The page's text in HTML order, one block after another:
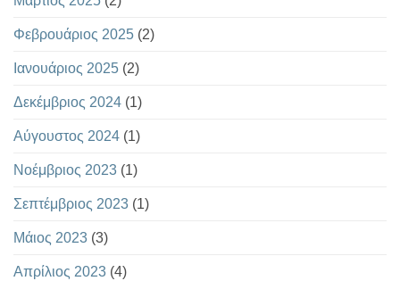
Φεβρουάριος 2025 (2)
Ιανουάριος 2025 (2)
Δεκέμβριος 2024 (1)
Αύγουστος 2024 (1)
Νοέμβριος 2023 (1)
Σεπτέμβριος 2023 (1)
Μάιος 2023 (3)
Απρίλιος 2023 (4)